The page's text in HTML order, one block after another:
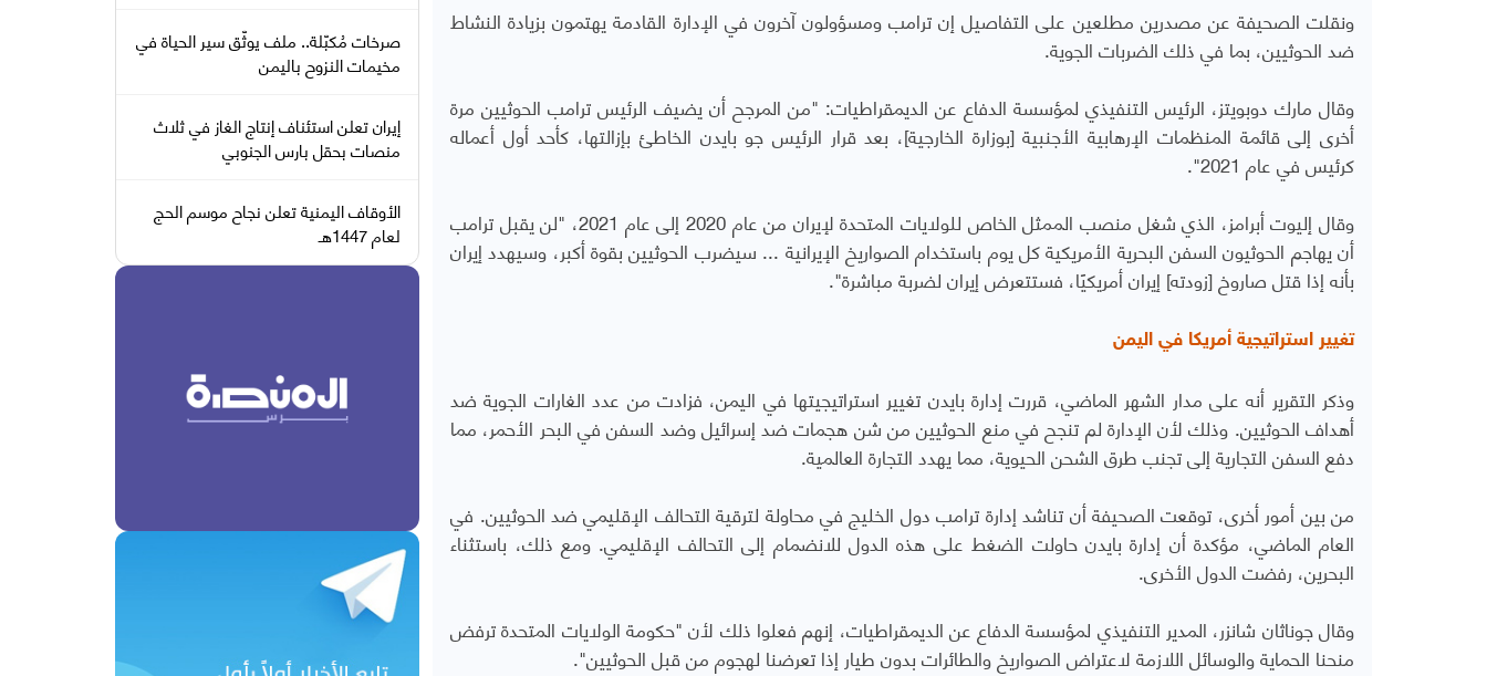
ونقلت الصحيفة عن مصدرين مطلعين على التفاصيل إن ترامب ومسؤولون آخرون في الإدارة القادمة يهتمون بزيادة النشاط
ضد الحوثيين، بما في ذلك الضربات الجوية.
وقال مارك دوبويتز، الرئيس التنفيذي لمؤسسة الدفاع عن الديمقراطيات: "من المرجح أن يضيف الرئيس ترامب الحوثيين مرة
أخرى إلى قائمة المنظمات الإرهابية الأجنبية [بوزارة الخارجية]، بعد قرار الرئيس جو بايدن الخاطئ بإزالتها، كأحد أول أعماله
كرئيس في عام 2021".
وقال إليوت أبرامز، الذي شغل منصب الممثل الخاص للولايات المتحدة لإيران من عام 2020 إلى عام 2021، "لن يقبل ترامب
أن يهاجم الحوثيون السفن البحرية الأمريكية كل يوم باستخدام الصواريخ الإيرانية ... سيضرب الحوثيين بقوة أكبر، وسيهدد إيران
بأنه إذا قتل صاروخ [زودته] إيران أمريكيًا، فستتعرض إيران لضربة مباشرة".
تغيير استراتيجية أمريكا في اليمن
وذكر التقرير أنه على مدار الشهر الماضي، قررت إدارة بايدن تغيير استراتيجيتها في اليمن، فزادت من عدد الغارات الجوية ضد
أهداف الحوثيين. وذلك لأن الإدارة لم تنجح في منع الحوثيين من شن هجمات ضد إسرائيل وضد السفن في البحر الأحمر، مما
دفع السفن التجارية إلى تجنب طرق الشحن الحيوية، مما يهدد التجارة العالمية.
من بين أمور أخرى، توقعت الصحيفة أن تناشد إدارة ترامب دول الخليج في محاولة لترقية التحالف الإقليمي ضد الحوثيين. في
العام الماضي، مؤكدة أن إدارة بايدن حاولت الضغط على هذه الدول للانضمام إلى التحالف الإقليمي. ومع ذلك، باستثناء
البحرين، رفضت الدول الأخرى.
وقال جوناثان شانزر، المدير التنفيذي لمؤسسة الدفاع عن الديمقراطيات، إنهم فعلوا ذلك لأن "حكومة الولايات المتحدة ترفض
منحنا الحماية والوسائل اللازمة لاعتراض الصواريخ والطائرات بدون طيار إذا تعرضنا لهجوم من قبل الحوثيين".
صرخات مُكبّلة.. ملف يوثّق سير الحياة في
مخيمات النزوح باليمن
إيران تعلن استئناف إنتاج الغاز في ثلاث
منصات بحقل بارس الجنوبي
الأوقاف اليمنية تعلن نجاح موسم الحج
لعام 1447هـ